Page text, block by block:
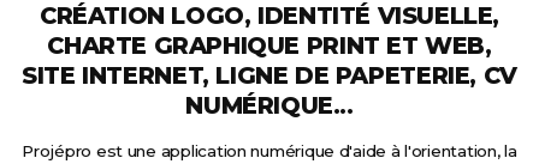
CRÉATION LOGO, IDENTITÉ VISUELLE,
CHARTE GRAPHIQUE PRINT ET WEB,
SITE INTERNET, LIGNE DE PAPETERIE, CV
NUMÉRIQUE...
Projépro est une application numérique d'aide à l'orientation, la